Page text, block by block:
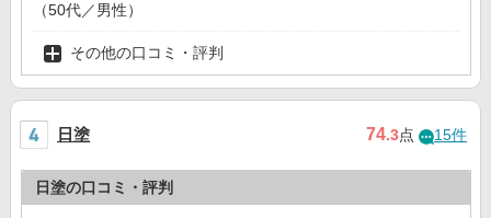
（50代／男性）
その他の口コミ・評判
日塗 74.3点 15件
日塗の口コミ・評判